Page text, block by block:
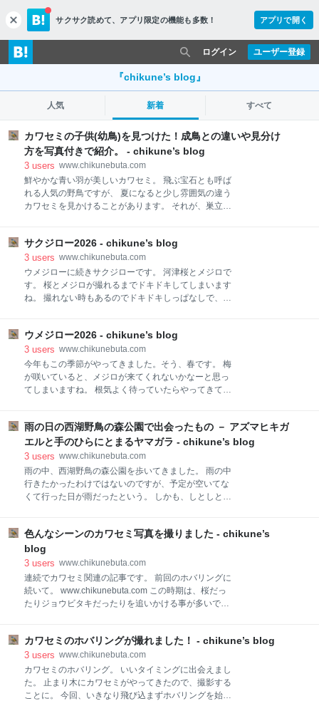
c
l
o
s
サクサク読めて、 アプリ限定の機能も多数！ アプリで開く
ユーザー登録
ログイン
『chikune’s blog』
人気 新着 すべて
カワセミの子供(幼鳥)を見つけた！成鳥との違いや見分け
方を写真付きで紹介。 - chikune’s blog
3 users www.chikunebuta.com
鮮やかな青い羽が美しいカワセミ。 飛ぶ宝石とも呼ば
れる人気の野鳥ですが、 夏になると少し雰囲気の違う
カワセミを見かけることがあります。 それが、巣立っ
かわらず様々な幼鳥が見られます。 今回撮影したカワ
セミを見ると、幼鳥らしい特徴がいくつか確認できま
した。 ・胸のオレンジ色が少し淡い ・全体的に羽の色
がやわらかい印象 ・表情がどこか幼く見える 成鳥にな
ると羽の青色がより鮮やかになり、 お腹のオレンジ色
もいるようですが、そういうわけではありません。 今
回出会った幼鳥も、まだあどけない表情を残しなが
ら、 一生懸命魚を追いかけていました。 もし夏にカワ
セミを見かけたら、お腹の毛や羽の色合いに注目して
サクジロー2026 - chikune’s blog
3 users www.chikunebuta.com
ウメジローに続きサクジローです。 河津桜とメジロで
す。 桜とメジロが撮れるまでドキドキしてしまいます
ね。 撮れない時もあるのでドキドキしっぱなしで、撮
所の公園で撮りました。 今回確認できたのは2匹でし
た。 なので、しっかり撮らなければと力が入ります。
桜の枝が被ってなかなか撮るのが大変でした。 ひょっ
こり。 蜜吸いもパシャリ。 とりあえず、今日はこの辺
で。 気が付いたら結構サクジローの写真を撮っており
ウメジロー2026 - chikune’s blog
3 users www.chikunebuta.com
今年もこの季節がやってきました。そう、春です。 梅
が咲いていると、メジロが来てくれないかなーと思っ
てしまいますね。 根気よく待っていたらやってきてく
雨の日の西湖野鳥の森公園で出会ったもの － アズマヒキガ
エルと手のひらにとまるヤマガラ - chikune’s blog
3 users www.chikunebuta.com
雨の中、西湖野鳥の森公園を歩いてきました。 雨の中
行きたかったわけではないのですが、予定が空いてな
くて行った日が雨だったという。 しかも、しとしとで
い切って外に出てみます。 外に出て、足元に目をやる
と、大きなアズマヒキガエルがじっと佇んでいまし
た。 雨を受けるためにじっとしておりました。これは
雨の日ならではですね。 ちなみにヒキガエルは毒があ
りますので、触らないように。 後は、おなじみのヤマ
ガラです。 シジュウカラも目視では確認しましたが、
回っているので、撮影することができました。 天気が
悪いと、シャッタースピードが上がらないので、思っ
た以上に撮影がしづらかったですが。 また、この公園
では人
色んなシーンのカワセミ写真を撮りました - chikune’s
blog
3 users www.chikunebuta.com
連続でカワセミ関連の記事です。 前回のホバリングに
続いて。 www.chikunebuta.com この時期は、桜だっ
たりジョウビタキだったりを追いかける事が多いです
前後です。 飛び込み前後です。２、３回の飛び込みの
中で撮ったやつです。 しかしながら飛び込みシーンは
撮れないという。難しいですね。 続いて、止まってい
る写真です。 割と近い場所で撮れました。 自分として
は、こちらのカワセミが佇んでいるカワセミの方が好
カワセミのホバリングが撮れました！ - chikune’s blog
3 users www.chikunebuta.com
カワセミのホバリング。 いいタイミングに出会えまし
た。 止まり木にカワセミがやってきたので、撮影する
ことに。 今回、いきなり飛び込まずホバリングを始め